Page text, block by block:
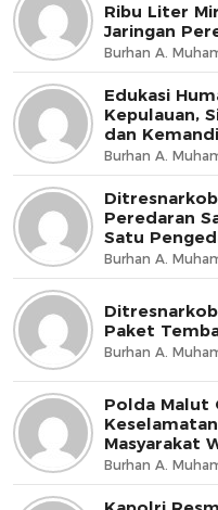
Ribu Liter
Jaringan
Negara
Burhan A.
Edukasi
Kepulauan,
dan
Burhan A.
Peredaran
Satu
Burhan A.
Paket
Burhan A.
Polda Malut
Masyarakat
Jalan
Burhan A.